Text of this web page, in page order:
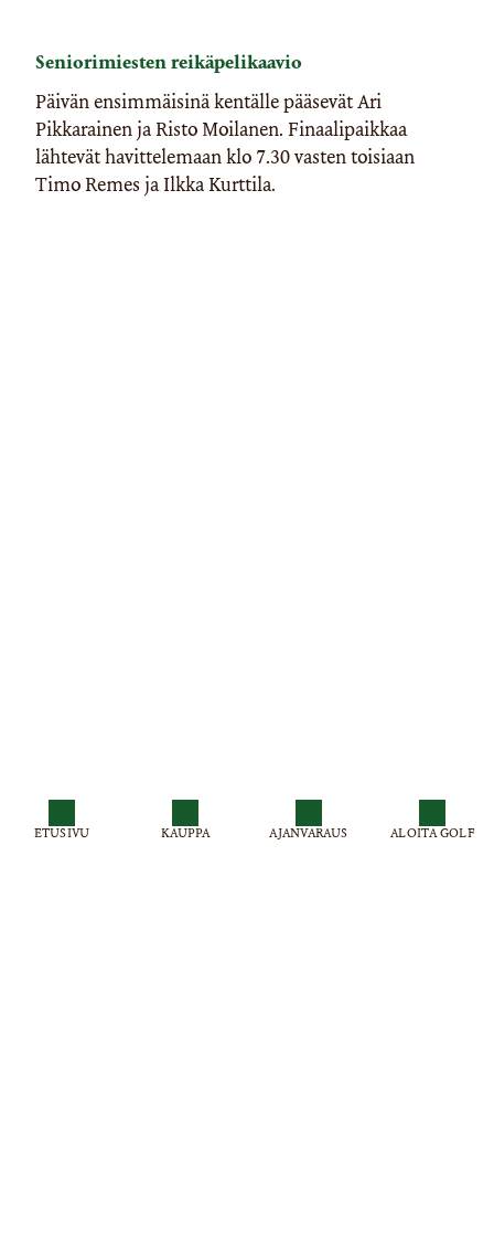
ETUSIVU KAUPPA AJANVARAUS ALOITA GOLF
Seniorimiesten reikäpelikaavio
Päivän ensimmäisinä kentälle pääsevät Ari
Pikkarainen ja Risto Moilanen. Finaalipaikkaa
lähtevät havittelemaan klo 7.30 vasten toisiaan
Timo Remes ja Ilkka Kurttila.